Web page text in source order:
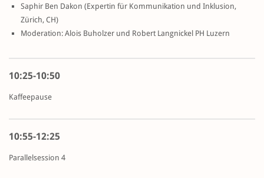
Saphir Ben Dakon (Expertin für Kommunikation und Inklusion,
Zürich, CH)
Moderation: Alois Buholzer und Robert Langnickel PH Luzern
10:25-10:50
Kaffeepause
10:55-12:25
Parallelsession 4